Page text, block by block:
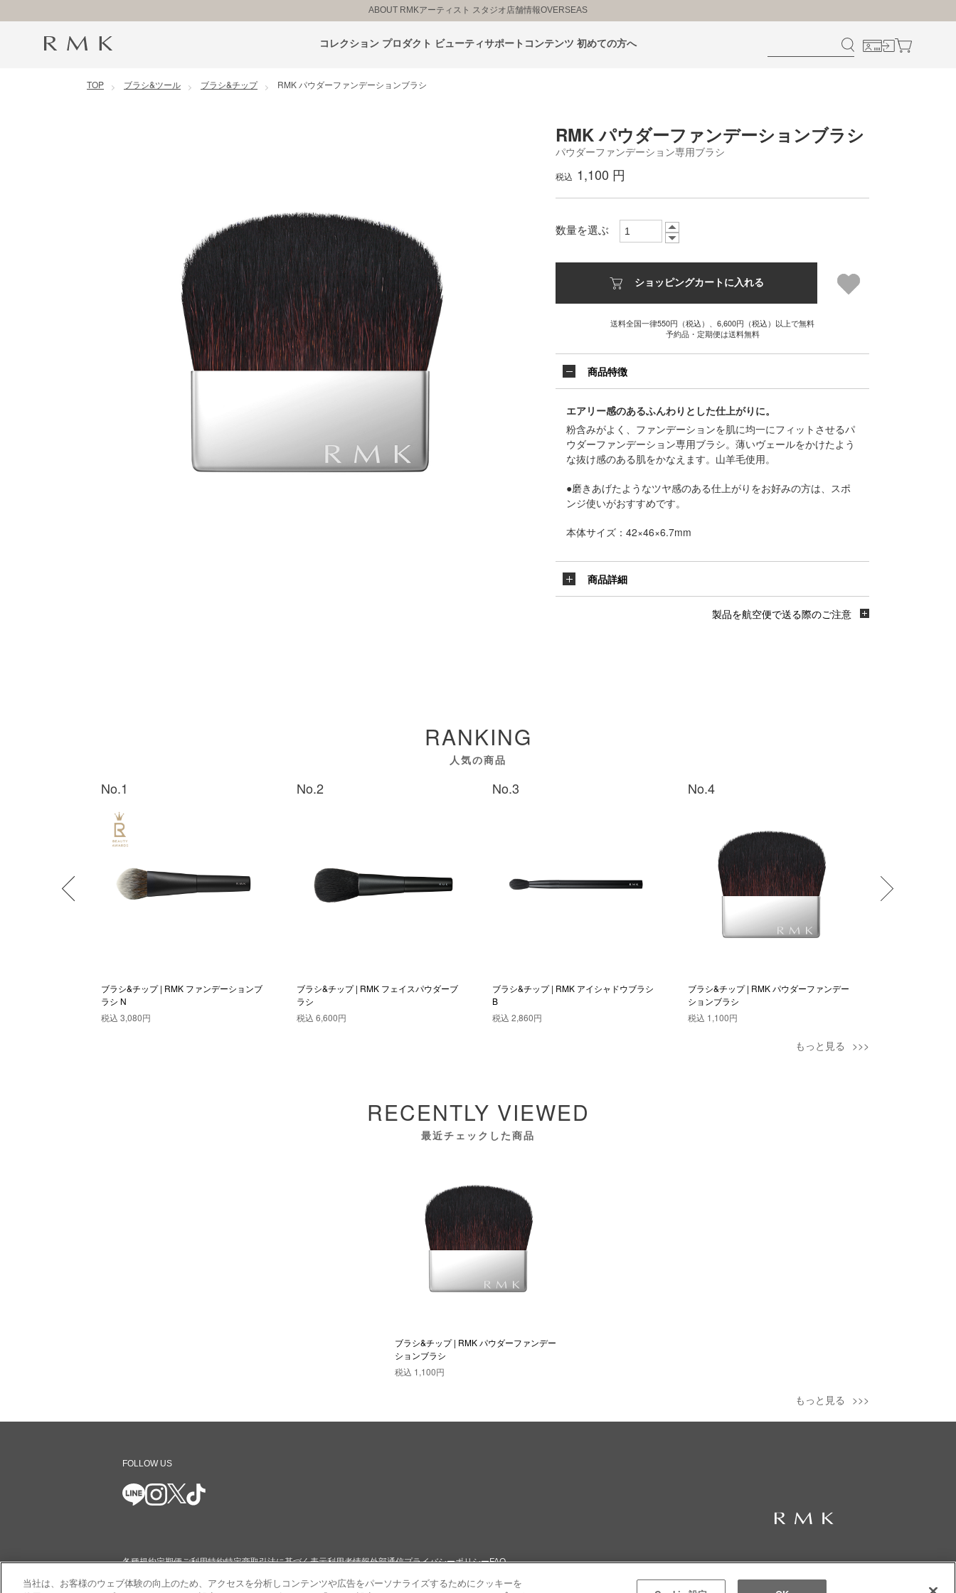
コンテンツに移動
ABOUT RMKアーティスト スタジオ店舗情報OVERSEAS
コレクション プロダクト ビューティサポートコンテンツ 初めての方へ
TOP ブラシ&ツール ブラシ&チップ RMK パウダーファンデーションブラシ
RMK パウダーファンデーションブラシ
パウダーファンデーション専用ブラシ
税込 1,100 円
数量を選ぶ
ショッピングカートに入れる
送料全国一律550円（税込）、6,600円（税込）以上で無料
予約品・定期便は送料無料
商品特徴
エアリー感のあるふんわりとした仕上がりに。
粉含みがよく、ファンデーションを肌に均一にフィットさせるパ
ウダーファンデーション専用ブラシ。薄いヴェールをかけたよう
な抜け感のある肌をかなえます。山羊毛使用。
●磨きあげたようなツヤ感のある仕上がりをお好みの方は、スポ
ンジ使いがおすすめです。
本体サイズ：42×46×6.7mm
商品詳細
製品を航空便で送る際のご注意
RANKING
人気の商品
No.1
ブラシ&チップ | RMK ファンデーションブ
ラシ N
税込 3,080円
No.2
ブラシ&チップ | RMK フェイスパウダーブ
ラシ
税込 6,600円
No.3
ブラシ&チップ | RMK アイシャドウブラシ
B
税込 2,860円
No.4
ブラシ&チップ | RMK パウダーファンデー
ションブラシ
税込 1,100円
もっと見る
RECENTLY VIEWED
最近チェックした商品
ブラシ&チップ | RMK パウダーファンデー
ションブラシ
税込 1,100円
もっと見る
FOLLOW US
各種規約定期便ご利用特約特定商取引法に基づく表示利用者情報外部通信プライバシーポリシーFAQ
ショッピングガイド コミュニティガイドラインサイトマップお問い合わせ企業情報採用情報 © RMK Div. e’quipe, LTD. All rights reserved.
当社は、お客様のウェブ体験の向上のため、アクセスを分析しコンテンツや広告をパーソナライズするためにクッキーを